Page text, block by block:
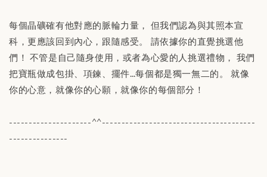
每個晶礦確有他對應的脈輪力量， 但我們認為與其照本宣
科，更應該回到內心，跟隨感受。 請依據你的直覺挑選他
們！ 不管是自己隨身使用，或者為心愛的人挑選禮物， 我們
把寶瓶做成包掛、項鍊、擺件…每個都是獨一無二的。 就像
你的心意，就像你的心願，就像你的每個部分！
---------------------^^---------------------------------------
---------------